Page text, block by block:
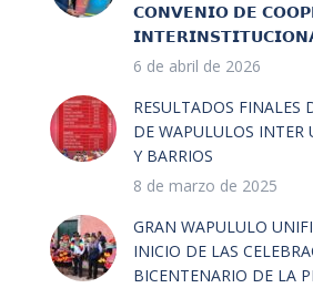
𝗖𝗢𝗡𝗩𝗘𝗡𝗜𝗢 𝗗𝗘
6 de abril de 2026
RESULTADOS FINALES
DE WAPULULOS INTER
Y BARRIOS
8 de marzo de 2025
GRAN WAPULULO
INICIO DE LAS
BICENTENARIO DE LA